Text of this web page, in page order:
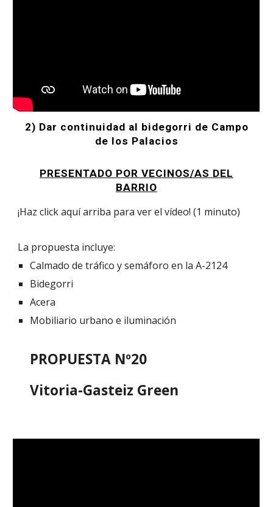
2) Dar continuidad al bidegorri de Campo
de los Palacios
PRESENTADO POR VECINOS/AS DEL
BARRIO
¡Haz clickaquí arriba para ver el vídeo! (1 minuto)
La propuesta incluye:
Calmado de tráfico y semáforo en la A-2124
Bidegorri
Acera
Mobiliario urbano e iluminación
PROPUESTA Nº20
Vitoria-Gasteiz Green